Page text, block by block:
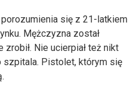
się z 21-latkiem
Mężczyzna został
zrobił. Nie ucierpiał też nikt
szpitala. Pistolet, którym się